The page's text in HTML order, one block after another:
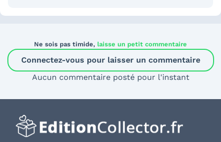
Ne sois pas timide, laisse un petit commentaire
Connectez-vous pour laisser un commentaire
Aucun commentaire posté pour l'instant